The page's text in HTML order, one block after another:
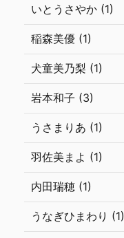
いとうさやか (1)
稲森美優 (1)
犬童美乃梨 (1)
岩本和子 (3)
うさまりあ (1)
羽佐美まよ (1)
内田瑞穂 (1)
うなぎひまわり (1)